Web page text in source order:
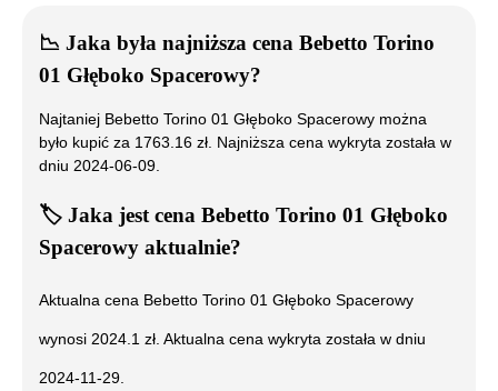
📉 Jaka była najniższa cena Bebetto Torino
01 Głęboko Spacerowy?
Najtaniej Bebetto Torino 01 Głęboko Spacerowy można
było kupić za 1763.16 zł. Najniższa cena wykryta została w
dniu 2024-06-09.
🏷️ Jaka jest cena Bebetto Torino 01 Głęboko
Spacerowy aktualnie?
Aktualna cena Bebetto Torino 01 Głęboko Spacerowy
wynosi 2024.1 zł. Aktualna cena wykryta została w dniu
2024-11-29.